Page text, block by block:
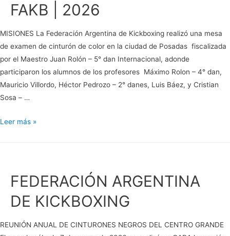
FAKB | 2026
MISIONES La Federación Argentina de Kickboxing realizó una mesa
de examen de cinturón de color en la ciudad de Posadas fiscalizada
por el Maestro Juan Rolón – 5° dan Internacional, adonde
participaron los alumnos de los profesores Máximo Rolon – 4° dan,
Mauricio Villordo, Héctor Pedrozo – 2° danes, Luis Báez, y Cristian
Sosa – …
GRADUACIONES
2026
Leer más »
FEDERACIÓN ARGENTINA
DE KICKBOXING
REUNIÓN ANUAL DE CINTURONES NEGROS DEL CENTRO GRANDE